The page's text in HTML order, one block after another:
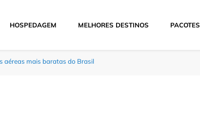
HOSPEDAGEM MELHORES DESTINOS PACOTES
aéreas mais baratas do Brasil